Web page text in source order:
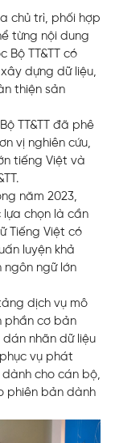
chủ trì, phối hợp
từng nội dung
Bộ TT&TT có
dựng dữ liệu,
thiện sản
TT&TT đã phê
vị nghiên cứu,
tiếng Việt và
năm 2023,
lựa chọn là cần
Tiếng Việt có
luyện khả
ngôn ngữ lớn
dịch vụ mô
phần cơ bản
nhãn dữ liệu
vụ phát
cho cán bộ,
phiên bản dành